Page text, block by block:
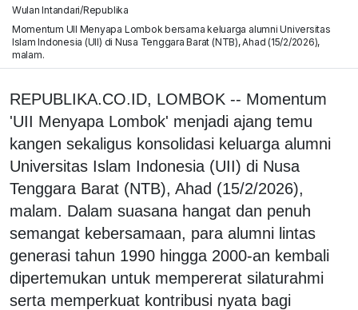
Wulan Intandari/Republika
Momentum UII Menyapa Lombok bersama keluarga alumni Universitas
Islam Indonesia (UII) di Nusa Tenggara Barat (NTB), Ahad (15/2/2026),
malam.
REPUBLIKA.CO.ID, LOMBOK -- Momentum
'UII Menyapa Lombok' menjadi ajang temu
kangen sekaligus konsolidasi keluarga alumni
Universitas Islam Indonesia (UII) di Nusa
Tenggara Barat (NTB), Ahad (15/2/2026),
malam. Dalam suasana hangat dan penuh
semangat kebersamaan, para alumni lintas
generasi tahun 1990 hingga 2000-an kembali
dipertemukan untuk mempererat silaturahmi
serta memperkuat kontribusi nyata bagi